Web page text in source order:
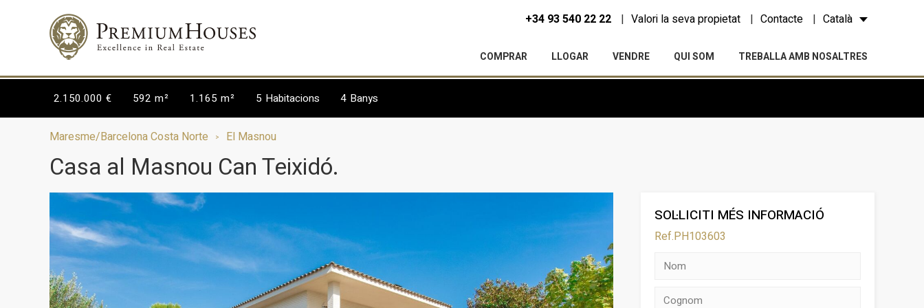
+34 93 540 22 22 Valori la seva propietat Contacte Català
COMPRAR LLOGAR VENDRE QUI SOM TREBALLA AMB NOSALTRES
2.150.000 € 592 m² 1.165 m² 5 Habitacions 4 Banys
Maresme/Barcelona Costa Norte El Masnou
Casa al Masnou Can Teixidó.
SOL·LICITI MÉS INFORMACIÓ
Ref.PH103603